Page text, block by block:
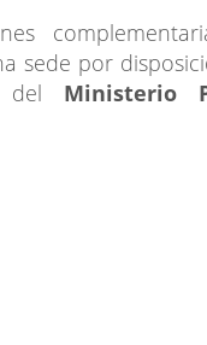
sede por
del Ministerio